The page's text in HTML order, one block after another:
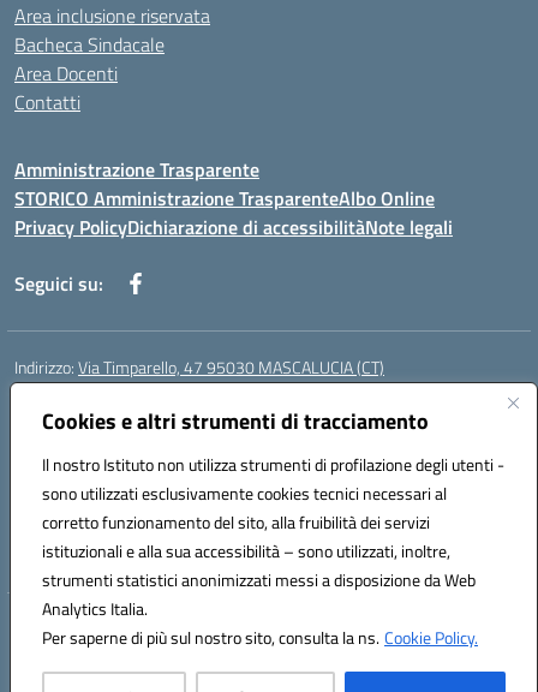
Cookies e altri strumenti di tracciamento
Il nostro Istituto non utilizza strumenti di profilazione degli utenti -
sono utilizzati esclusivamente cookies tecnici necessari al
corretto funzionamento del sito, alla fruibilità dei servizi
istituzionali e alla sua accessibilità – sono utilizzati, inoltre,
strumenti statistici anonimizzati messi a disposizione da Web
Analytics Italia.
Per saperne di più sul nostro sito, consulta la ns.Cookie Policy.
Area inclusione riservata
Bacheca Sindacale
Area Docenti
Contatti
Amministrazione Trasparente
STORICO Amministrazione TrasparenteAlbo Online
Privacy PolicyDichiarazione di accessibilitàNote legali
Seguici su:
Indirizzo:Via Timparello, 47 95030 MASCALUCIA (CT)
Centralino:
Posta elettronica certificata (PEC):ctic8bc002@pec.istruzione.it
Codice fiscale: 93238350875
Codice meccanografico:ctic8bc002
Codice Indice delle Pubbliche Amministrazioni (IPA): istsc_ctic8bc002
Codice unico di fatturazione (CUF): 2PO2JW
Hosting & Powered by 3D Solution S.r.l.
Concept & Design by Designers Italia